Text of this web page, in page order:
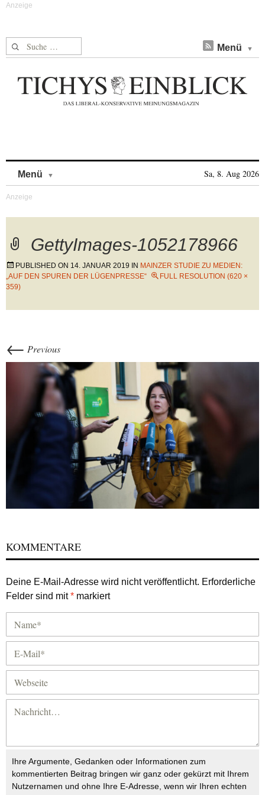
Suche nach: Menü
Menü Sa, 8. Aug 2026
GettyImages-1052178966
PUBLISHED ON 14. JANUAR 2019 IN MAINZER STUDIE ZU MEDIEN:
„AUF DEN SPUREN DER LÜGENPRESSE“
FULL RESOLUTION (620 ×
359)
← Previous
KOMMENTARE
Deine E-Mail-Adresse wird nicht veröffentlicht. Erforderliche
Felder sind mit* markiert
Ihre Argumente, Gedanken oder Informationen zum
kommentierten Beitrag bringen wir ganz oder gekürzt mit Ihrem
Nutzernamen und ohne Ihre E-Adresse, wenn wir Ihren echten